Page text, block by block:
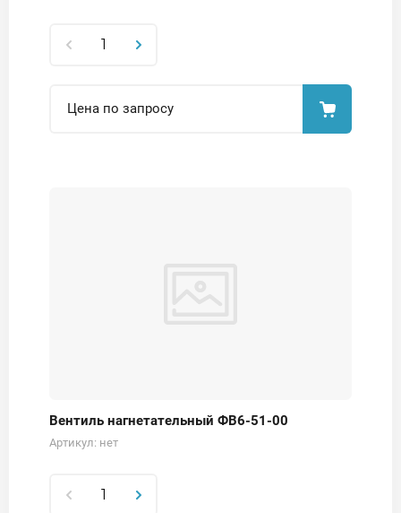
Цена по запросу
Вентиль нагнетательный ФВ6-51-00
Артикул: нет